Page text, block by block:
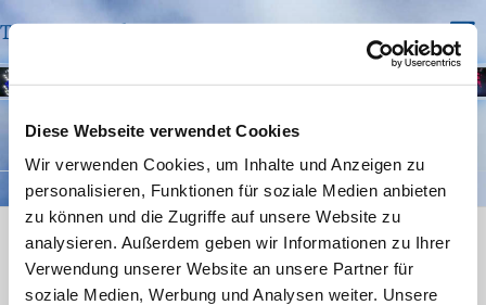
Diese Webseite verwendet Cookies
Wir verwenden Cookies, um Inhalte und Anzeigen zu
personalisieren, Funktionen für soziale Medien anbieten
zu können und die Zugriffe auf unsere Website zu
analysieren. Außerdem geben wir Informationen zu Ihrer
Verwendung unserer Website an unsere Partner für
soziale Medien, Werbung und Analysen weiter. Unsere
Trinitatis Bochum
ANGEBOTE / GOTTESDIENSTE UND MEHR
Kontakt
Trinitatis Bochum Riemker Str. 34 44809 Bochum